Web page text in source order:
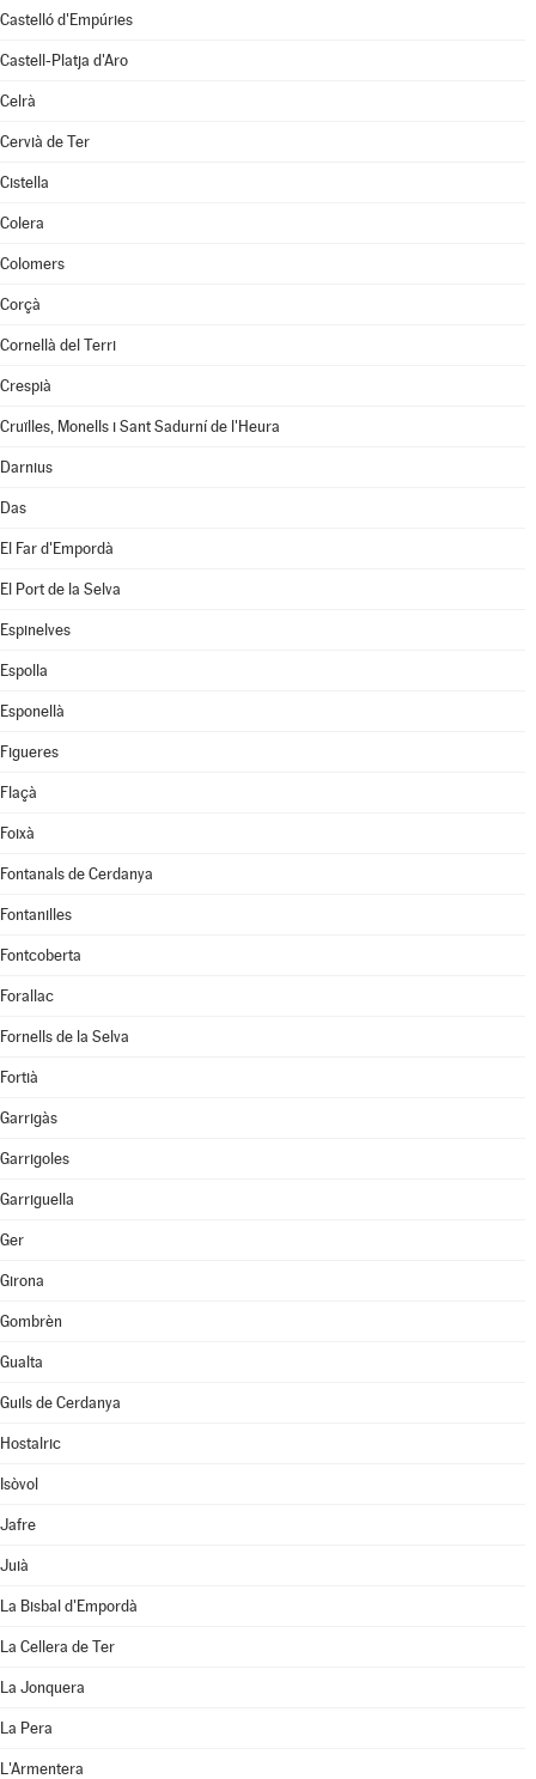
Castelló d'Empúries
Castell-Platja d'Aro
Celrà
Cervià de Ter
Cistella
Colera
Colomers
Corçà
Cornellà del Terri
Crespià
Cruïlles, Monells i Sant Sadurní de l'Heura
Darnius
Das
El Far d'Empordà
El Port de la Selva
Espinelves
Espolla
Esponellà
Figueres
Flaçà
Foixà
Fontanals de Cerdanya
Fontanilles
Fontcoberta
Forallac
Fornells de la Selva
Fortià
Garrigàs
Garrigoles
Garriguella
Ger
Girona
Gombrèn
Gualta
Guils de Cerdanya
Hostalric
Isòvol
Jafre
Juià
La Bisbal d'Empordà
La Cellera de Ter
La Jonquera
La Pera
L'Armentera